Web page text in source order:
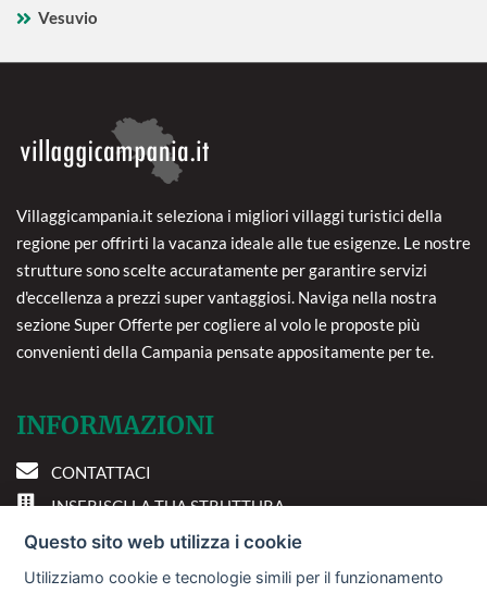
Vesuvio
Villaggicampania.it seleziona i migliori villaggi turistici della
regione per offrirti la vacanza ideale alle tue esigenze. Le nostre
strutture sono scelte accuratamente per garantire servizi
d'eccellenza a prezzi super vantaggiosi. Naviga nella nostra
sezione Super Offerte per cogliere al volo le proposte più
convenienti della Campania pensate appositamente per te.
INFORMAZIONI
CONTATTACI
INSERISCI LA TUA STRUTTURA
PREFERENZE COOKIE
Questo sito web utilizza i cookie
Utilizziamo cookie e tecnologie simili per il funzionamento